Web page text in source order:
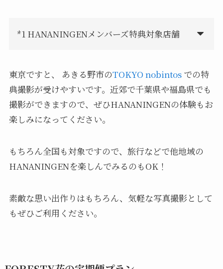
*1 HANANINGENメンバーズ特典対象店舗
東京ですと、 あきる野市のTOKYO nobintosでの特
典撮影が受けやすいです。近郊で千葉県や福島県でも
撮影ができますので、ぜひHANANINGENの体験もお
楽しみになってください。
もちろん全国も対象ですので、旅行などで他地域の
HANANINGENを楽しんでみるのもOK！
素敵な思い出作りはもちろん、気軽な写真撮影として
もぜひご利用ください。